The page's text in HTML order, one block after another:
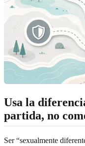
Usa la
partida, no
Ser “sexualmente